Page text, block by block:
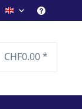
Drink Shop EN
CHF0.00 *